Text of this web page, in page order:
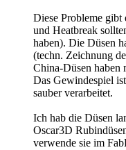
Diese Probleme
und Heatbreak
haben). Die Düsen
(techn. Zeichnung
China-Düsen haben
Das Gewindespiel
sauber verarbeitet.
Ich hab die Düsen
Oscar3D
verwende sie im